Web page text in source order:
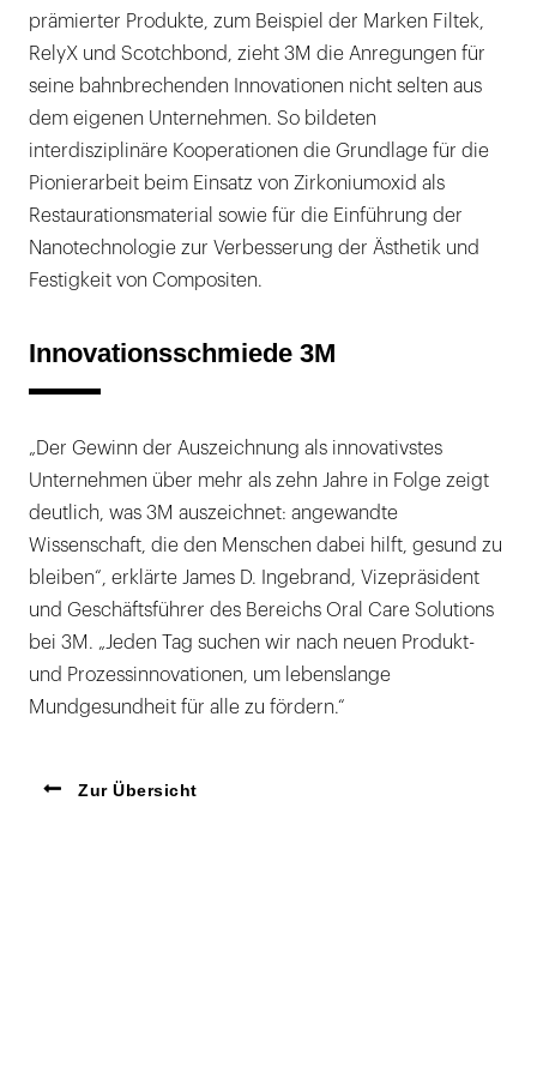
prämierter Produkte, zum Beispiel der Marken Filtek,
RelyX und Scotchbond, zieht 3M die Anregungen für
seine bahnbrechenden Innovationen nicht selten aus
dem eigenen Unternehmen. So bildeten
interdisziplinäre Kooperationen die Grundlage für die
Pionierarbeit beim Einsatz von Zirkoniumoxid als
Restaurationsmaterial sowie für die Einführung der
Nanotechnologie zur Verbesserung der Ästhetik und
Festigkeit von Compositen.
Innovationsschmiede 3M
„Der Gewinn der Auszeichnung als innovativstes
Unternehmen über mehr als zehn Jahre in Folge zeigt
deutlich, was 3M auszeichnet: angewandte
Wissenschaft, die den Menschen dabei hilft, gesund zu
bleiben“, erklärte James D. Ingebrand, Vizepräsident
und Geschäftsführer des Bereichs Oral Care Solutions
bei 3M. „Jeden Tag suchen wir nach neuen Produkt-
und Prozessinnovationen, um lebenslange
Mundgesundheit für alle zu fördern.“
Zur Übersicht